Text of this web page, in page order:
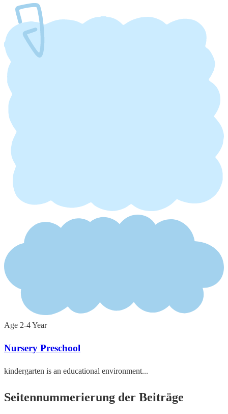
Age 2-4 Year
Nursery Preschool
kindergarten is an educational environment...
Seitennummerierung der Beiträge